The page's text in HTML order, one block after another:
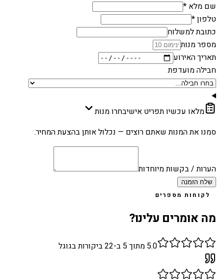
שם מלא *
טלפון *
כתובת למשלוח
מספר מנות
תאריך האירוע
חבילה מועדפת
מלאו עכשיו תפריט אישיבחרו מנות
סמנו את המנות שאתם רוצים — נכלול אותן בהצעת המחיר.
הערות / בקשות מיוחדות
שלח הזמנה
לקוחות מספרים
מה אומרים עלינו?
5.0 מתוך 5 ב- 22ביקורות בגוגל